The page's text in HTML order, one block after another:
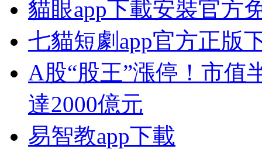
貓眼app下載安裝官方
七貓短劇app官方正版
A股“股王”漲停！市值
達2000億元
易智教app下載